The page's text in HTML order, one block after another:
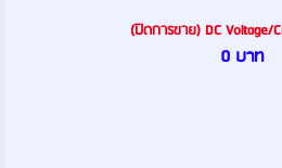
(ปิดการขาย) DC Voltage/
0 บาท